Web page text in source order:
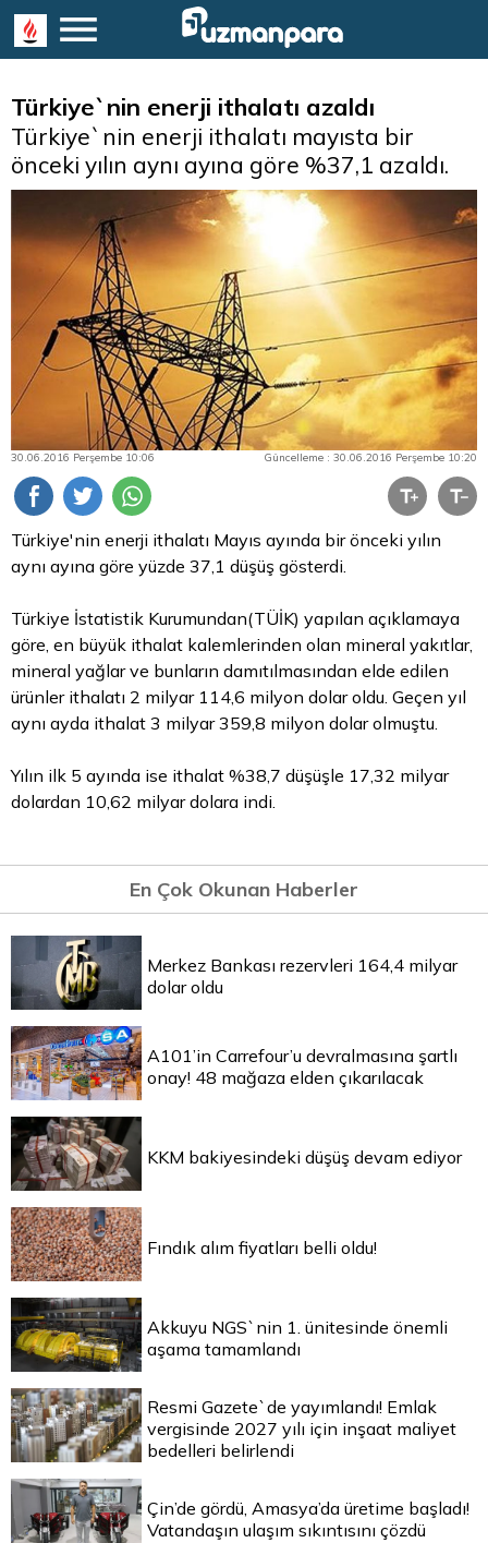
Türkiye`nin enerji ithalatı azaldı
Türkiye`nin enerji ithalatı mayısta bir
önceki yılın aynı ayına göre %37,1 azaldı.
30.06.2016 Perşembe 10:06 Güncelleme : 30.06.2016 Perşembe 10:20
Türkiye'nin enerji ithalatı Mayıs ayında bir önceki yılın
aynı ayına göre yüzde 37,1 düşüş gösterdi.
Türkiye İstatistik Kurumundan(TÜİK) yapılan açıklamaya
göre, en büyük ithalat kalemlerinden olan mineral yakıtlar,
mineral yağlar ve bunların damıtılmasından elde edilen
ürünler ithalatı 2 milyar 114,6 milyon dolaroldu. Geçen yıl
aynı ayda ithalat 3 milyar 359,8 milyon dolar olmuştu.
Yılın ilk 5 ayında ise ithalat %38,7 düşüşle 17,32 milyar
dolardan 10,62 milyar dolara indi.
En Çok Okunan Haberler
Merkez Bankası rezervleri 164,4 milyar
dolar oldu
A101’in Carrefour’u devralmasına şartlı
onay! 48 mağaza elden çıkarılacak
KKM bakiyesindeki düşüş devam ediyor
Fındık alım fiyatları belli oldu!
Akkuyu NGS`nin 1. ünitesinde önemli
aşama tamamlandı
Resmi Gazete`de yayımlandı! Emlak
vergisinde 2027 yılı için inşaat maliyet
bedelleri belirlendi
Çin’de gördü, Amasya’da üretime başladı!
Vatandaşın ulaşım sıkıntısını çözdü